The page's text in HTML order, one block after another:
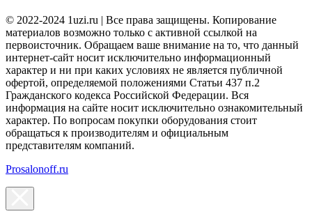
© 2022-2024 1uzi.ru | Все права защищены. Копирование
материалов возможно только с активной ссылкой на
первоисточник. Обращаем ваше внимание на то, что данный
интернет-сайт носит исключительно информационный
характер и ни при каких условиях не является публичной
офертой, определяемой положениями Статьи 437 п.2
Гражданского кодекса Российской Федерации. Вся
информация на сайте носит исключительно ознакомительный
характер. По вопросам покупки оборудования стоит
обращаться к производителям и официальным
представителям компаний.
Prosalonoff.ru